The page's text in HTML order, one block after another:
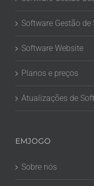
Software Gestão de
Software Website
Planos e preços
Atualizações de
EMJOGO
Sobre nós